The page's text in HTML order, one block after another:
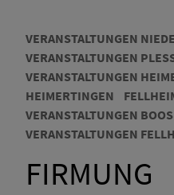
VERANSTALTUNGEN
VERANSTALTUNGEN PLESS
VERANSTALTUNGEN
HEIMERTINGEN
VERANSTALTUNGEN BOOS
VERANSTALTUNGEN
FIRMUNG